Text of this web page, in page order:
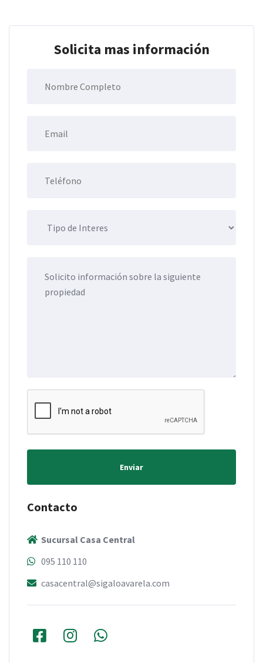
Solicita mas información
Enviar
Contacto
Sucursal Casa Central
095 110 110
casacentral@sigaloavarela.com